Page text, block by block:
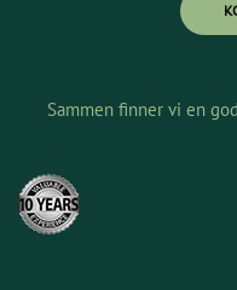
Sammen finner vi en